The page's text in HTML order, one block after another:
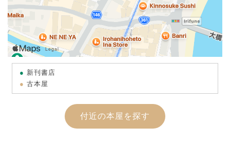
新刊書店
古本屋
付近の本屋を探す